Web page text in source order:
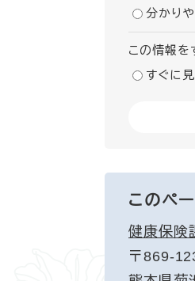
分かり
この情報を
すぐに
このペ
健康保険
〒869-